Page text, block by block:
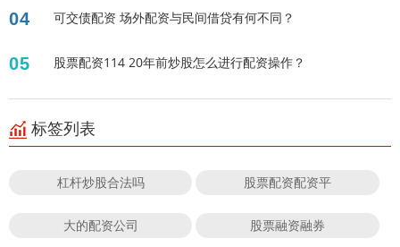
04 可交债配资 场外配资与民间借贷有何不同？
05 股票配资114 20年前炒股怎么进行配资操作？
标签列表
杠杆炒股合法吗 股票配资配资平
大的配资公司 股票融资融券